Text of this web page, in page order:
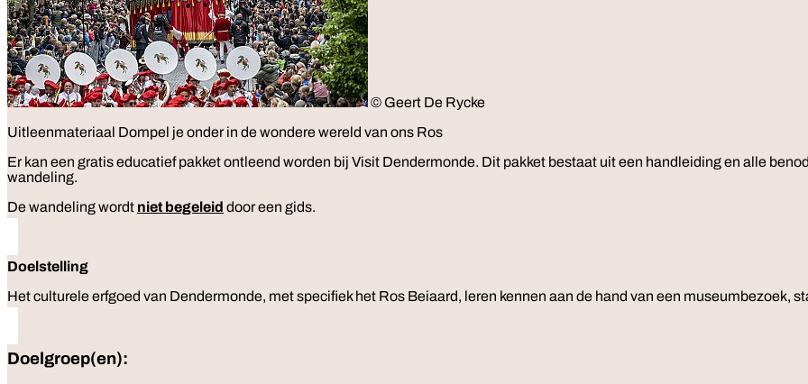
© Geert De Rycke
Uitleenmateriaal Dompel je onder in de wondere wereld van ons Ros
Er kan een gratis educatief pakket ontleend worden bij Visit Dendermonde. Dit pakket bestaat uit een handleiding en alle
wandeling.
De wandeling wordt niet begeleid door een gids.
Doelstelling
Het culturele erfgoed van Dendermonde, met specifiek het Ros Beiaard, leren kennen aan de hand van een museumbezoek,
Doelgroep(en):